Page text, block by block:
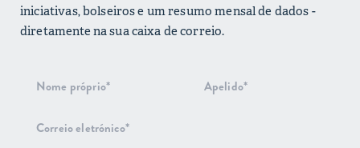
iniciativas, bolseiros e um resumo mensal de dados -
diretamente na sua caixa de correio.
Subscrição
informativo